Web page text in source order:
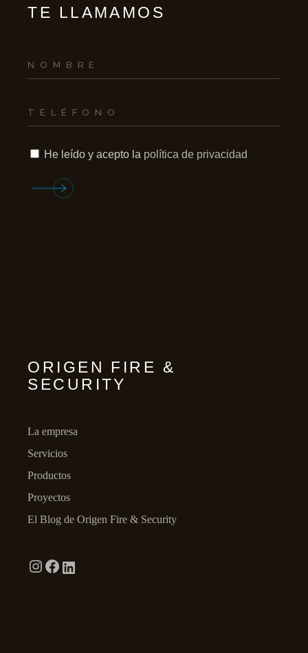
TE LLAMAMOS
He leído y acepto la política de privacidad
ORIGEN FIRE &
SECURITY
La empresa
Servicios
Productos
Proyectos
El Blog de Origen Fire & Security